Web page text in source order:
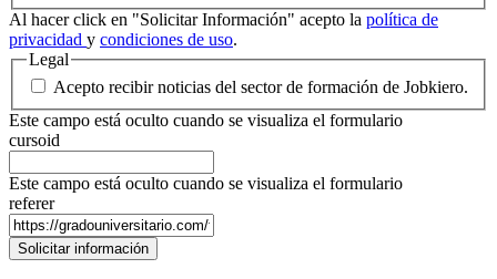
Al hacer click en "Solicitar Información" acepto la política de
privacidad y condiciones de uso.
Legal
Acepto recibir noticias del sector de formación de Jobkiero.
Este campo está oculto cuando se visualiza el formulario
cursoid
Este campo está oculto cuando se visualiza el formulario
referer